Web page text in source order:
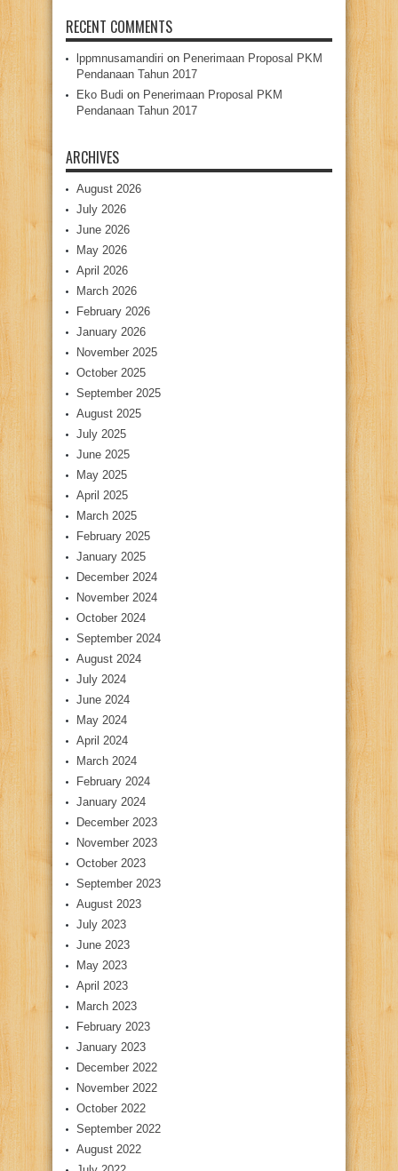
RECENT COMMENTS
lppmnusamandiri on Penerimaan Proposal PKM
Pendanaan Tahun 2017
Eko Budi on Penerimaan Proposal PKM
Pendanaan Tahun 2017
ARCHIVES
August 2026
July 2026
June 2026
May 2026
April 2026
March 2026
February 2026
January 2026
November 2025
October 2025
September 2025
August 2025
July 2025
June 2025
May 2025
April 2025
March 2025
February 2025
January 2025
December 2024
November 2024
October 2024
September 2024
August 2024
July 2024
June 2024
May 2024
April 2024
March 2024
February 2024
January 2024
December 2023
November 2023
October 2023
September 2023
August 2023
July 2023
June 2023
May 2023
April 2023
March 2023
February 2023
January 2023
December 2022
November 2022
October 2022
September 2022
August 2022